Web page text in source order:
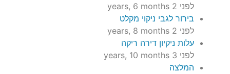
לפני 2 years, 6 months
בירור לגבי ניקוי מקלט
לפני 2 years, 8 months
עלות ניקיון דירה ריקה
לפני 3 years, 10 months
המלצה